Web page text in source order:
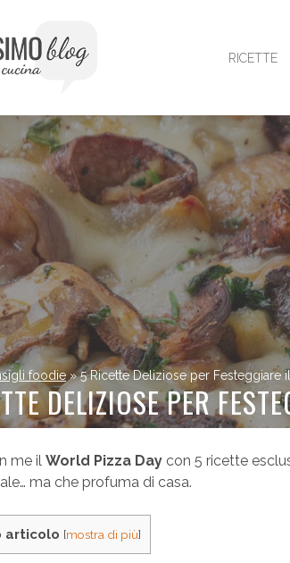
RICETTE
foodie »5 Ricette Deliziose per Festeggiare
DELIZIOSE PER
me il World Pizza Day con 5 ricette
ma che profuma di casa.
articolo [mostra di più]